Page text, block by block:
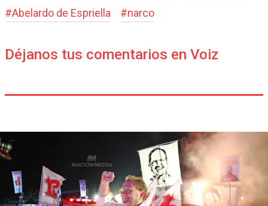
#Abelardo de Espriella #narco
Déjanos tus comentarios en Voiz